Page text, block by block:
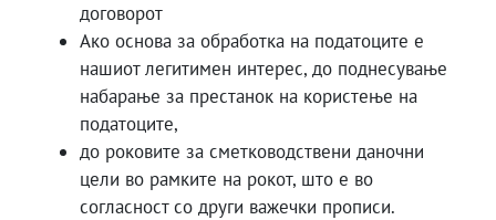
договорот
Ако основа за обработка на податоците е
нашиот легитимен интерес, до поднесување
набарање за престанок на користење на
податоците,
до роковите за сметководствени даночни
цели во рамките на рокот, што е во
согласност со други важечки прописи.